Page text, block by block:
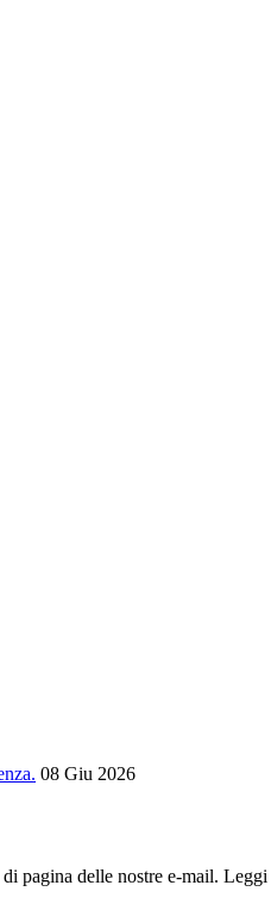
08 Giu 2026
pagina delle nostre e-mail. Leggi